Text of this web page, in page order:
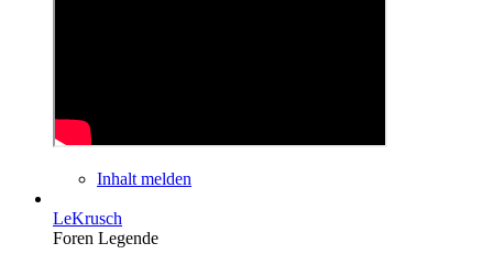
Inhalt melden
LeKrusch
Foren Legende